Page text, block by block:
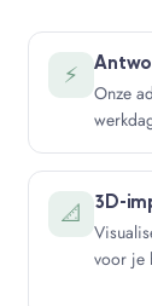
⚡
Onze
📐
3D-
voor je